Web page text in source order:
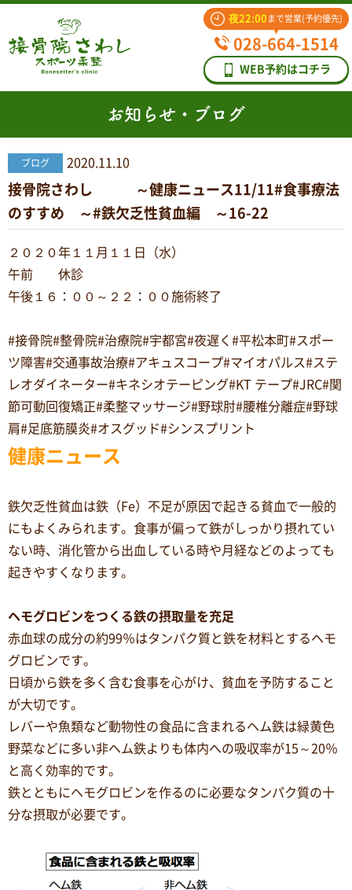
夜22:00 まで営業(予約優先)
028-664-1514
WEB予約はコチラ
お知らせ・ブログ
ブログ 2020.11.10
接骨院さわし ～健康ニュース11/11#食事療法
のすすめ ～#鉄欠乏性貧血編 ～16-22
２０２０年１１月１１日（水）
午前 休診
午後１６：００～２２：００施術終了
#接骨院#整骨院#治療院#宇都宮#夜遅く#平松本町#スポー
ツ障害#交通事故治療#アキュスコープ#マイオパルス#ステ
レオダイネーター#キネシオテーピング#KT テープ#JRC#関
節可動回復矯正#柔整マッサージ#野球肘#腰椎分離症#野球
肩#足底筋膜炎#オスグッド#シンスプリント
健康ニュース
鉄欠乏性貧血は鉄（Fe）不足が原因で起きる貧血で一般的
にもよくみられます。食事が偏って鉄がしっかり摂れてい
ない時、消化管から出血している時や月経などのよっても
起きやすくなります。
ヘモグロビンをつくる鉄の摂取量を充足
赤血球の成分の約99％はタンパク質と鉄を材料とするヘモ
グロビンです。
日頃から鉄を多く含む食事を心がけ、貧血を予防すること
が大切です。
レバーや魚類など動物性の食品に含まれるヘム鉄は緑黄色
野菜などに多い非ヘム鉄よりも体内への吸収率が15～20％
と高く効率的です。
鉄とともにヘモグロビンを作るのに必要なタンパク質の十
分な摂取が必要です。